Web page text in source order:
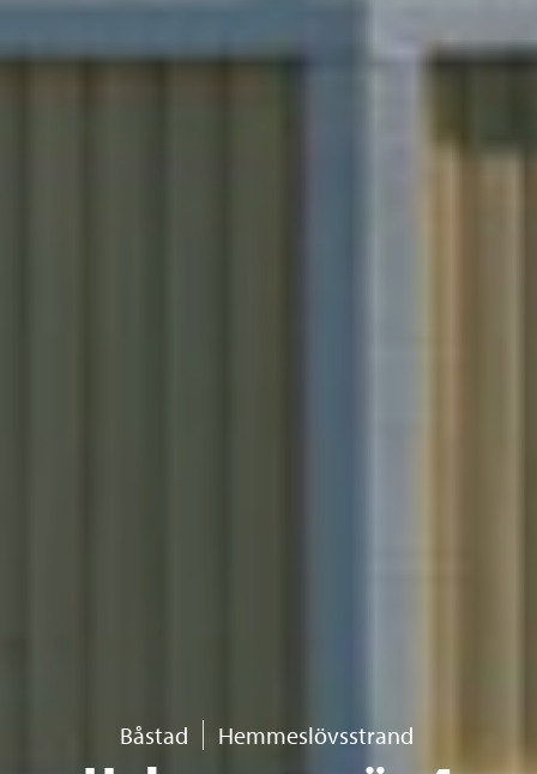
Båstad Hemmeslövsstrand